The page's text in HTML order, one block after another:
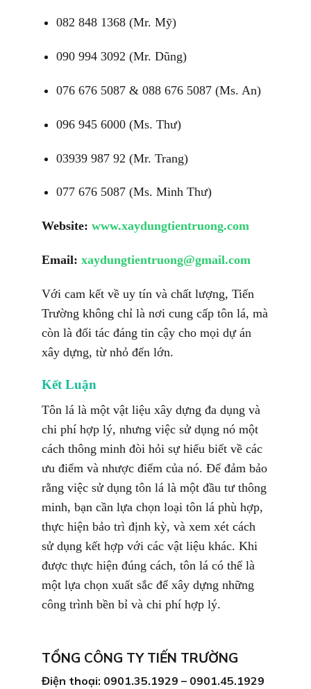
082 848 1368 (Mr. Mỹ)
090 994 3092 (Mr. Dũng)
076 676 5087 & 088 676 5087 (Ms. An)
096 945 6000 (Ms. Thư)
03939 987 92 (Mr. Trang)
077 676 5087 (Ms. Minh Thư)
Website: www.xaydungtientruong.com
Email: xaydungtientruong@gmail.com
Với cam kết về uy tín và chất lượng, Tiến
Trường không chỉ là nơi cung cấp tôn lá, mà
còn là đối tác đáng tin cậy cho mọi dự án
xây dựng, từ nhỏ đến lớn.
Kết Luận
Tôn lá là một vật liệu xây dựng đa dụng và
chi phí hợp lý, nhưng việc sử dụng nó một
cách thông minh đòi hỏi sự hiểu biết về các
ưu điểm và nhược điểm của nó. Để đảm bảo
rằng việc sử dụng tôn lá là một đầu tư thông
minh, bạn cần lựa chọn loại tôn lá phù hợp,
thực hiện bảo trì định kỳ, và xem xét cách
sử dụng kết hợp với các vật liệu khác. Khi
được thực hiện đúng cách, tôn lá có thể là
một lựa chọn xuất sắc để xây dựng những
công trình bền bỉ và chi phí hợp lý.
TỔNG CÔNG TY TIẾN TRƯỜNG
Điện thoại: 0901.35.1929 – 0901.45.1929